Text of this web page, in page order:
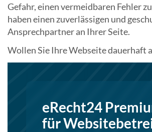
Gefahr, einen vermeidbaren Fehler
haben einen zuverlässigen und
Ansprechpartner an Ihrer Seite.
Wollen Sie Ihre Webseite dauerhaft
eRecht24
für